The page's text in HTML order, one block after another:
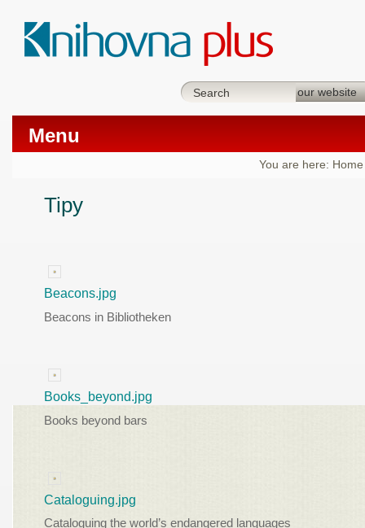
Menu
You are here: Home
Tipy
Beacons.jpg
Beacons in Bibliotheken
Books_beyond.jpg
Books beyond bars
Cataloguing.jpg
Cataloguing the world’s endangered languages